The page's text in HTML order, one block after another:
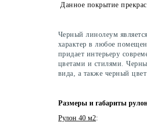
Данное покрытие
Черный линолеум
характер в любое
придает интерьеру
цветами и стилями.
вида, а также черный
Размеры и габариты
Рулон 40 м2: